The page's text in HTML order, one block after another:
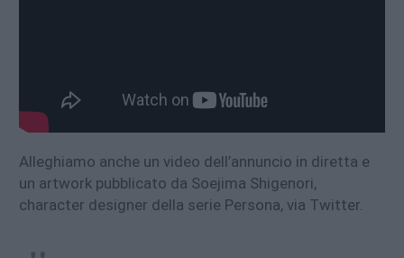
Alleghiamo anche un video dell’annuncio in diretta e
un artwork pubblicato da Soejima Shigenori,
character designer della serie Persona, via Twitter.